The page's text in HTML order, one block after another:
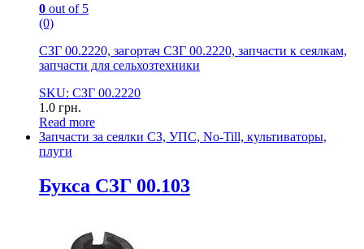
0 out of 5
(0)
СЗГ 00.2220, загортач СЗГ 00.2220, запчасти к сеялкам,
запчасти для сельхозтехники
SKU: СЗГ 00.2220
1.0 грн.
Read more
Запчасти за сеялки СЗ, УПС, No-Till, культиваторы,
плуги
Букса СЗГ 00.103